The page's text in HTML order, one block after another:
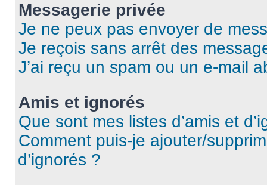
Messagerie privée
Je ne peux pas envoyer de
Je reçois sans arrêt des
J’ai reçu un spam ou un e-mail
Amis et ignorés
Que sont mes listes d’amis et
Comment puis-je ajouter/
d’ignorés ?